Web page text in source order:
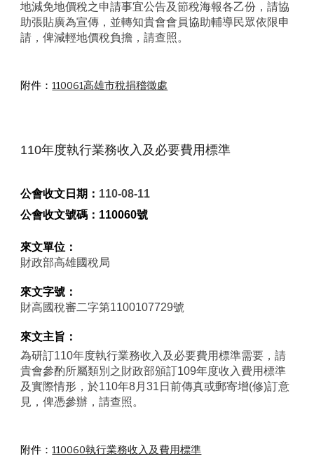
地減免地價稅之申請事宜公告及節稅海報各乙份，請協
助張貼廣為宣傳，並轉知貴會會員協助輔導民眾依限申
請，俾減輕地價稅負擔，請查照。
附件：110061高雄市稅捐稽徵處
110年度執行業務收入及必要費用標準
公會收文日期： 110-08-11
公會收文號碼： 110060號
來文單位：
財政部高雄國稅局
來文字號：
財高國稅審二字第1100107729號
來文主旨：
為研訂110年度執行業務收入及必要費用標準需要，請
貴會參酌所屬類別之財政部頒訂109年度收入費用標準
及實際情形，於110年8月31日前傳真或郵寄增(修)訂意
見，俾憑參辦，請查照。
附件：110060執行業務收入及費用標準